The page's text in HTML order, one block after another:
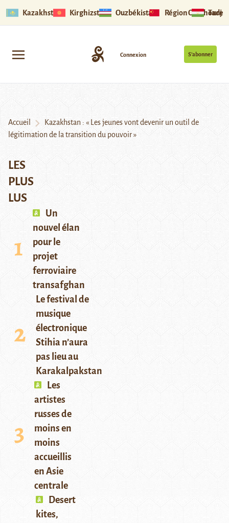
Kazakhstan Kirghizstan Ouzbékistan Région Ouïghoure
S’abonner
Connexion
Accueil
Kazakhstan : « Les jeunes vont devenir un outil de
légitimation de la transition du pouvoir »
LES
PLUS
LUS
Un
nouvel élan
pour le
projet
ferroviaire
transafghan
Le festival de
musique
électronique
Stihia n’aura
pas lieu au
Karakalpakstan
Les
artistes
russes de
moins en
moins
accueillis
en Asie
centrale
Desert
kites,